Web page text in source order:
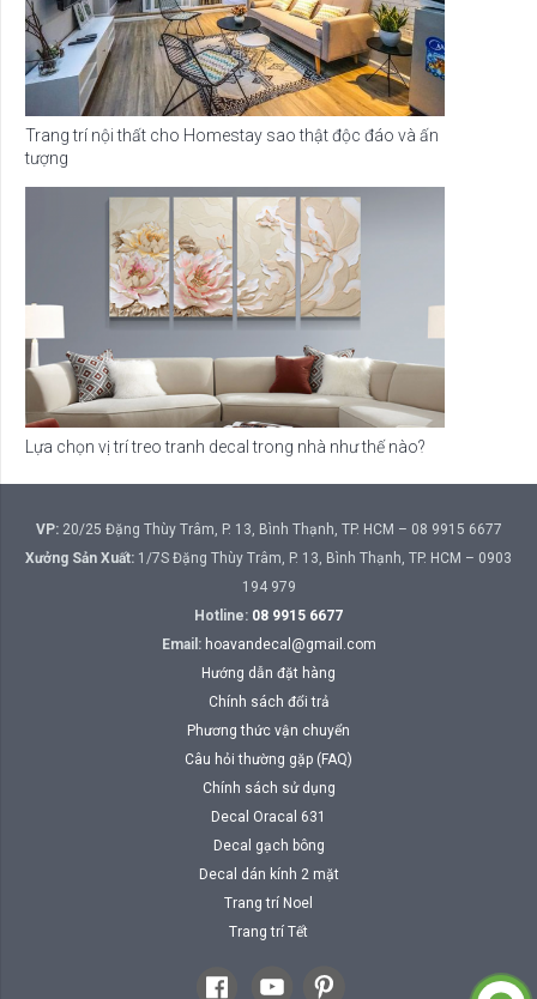
Trang trí nội thất cho Homestay sao thật độc đáo và ấn
tượng
Lựa chọn vị trí treo tranh decal trong nhà như thế nào?
VP:20/25 Đặng Thùy Trâm, P. 13, Bình Thạnh, TP. HCM – 08 9915 6677
Xưởng Sản Xuất: 1/7S Đặng Thùy Trâm, P. 13, Bình Thạnh, TP. HCM – 0903
194 979
Hotline: 08 9915 6677
Email: hoavandecal@gmail.com
Hướng dẫn đặt hàng
Chính sách đổi trả
Phương thức vận chuyển
Câu hỏi thường gặp (FAQ)
Chính sách sử dụng
Decal Oracal 631
Decal gạch bông
Decal dán kính 2 mặt
Trang trí Noel
Trang trí Tết